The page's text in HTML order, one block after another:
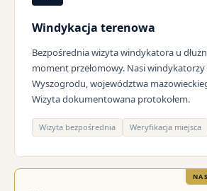
Windykacja terenowa
Bezpośrednia wizyta windykatora u
moment przełomowy. Nasi windykatorzy
Wyszogrodu, województwa
Wizyta dokumentowana protokołem.
Wizyta bezpośrednia Weryfikacja miejsca